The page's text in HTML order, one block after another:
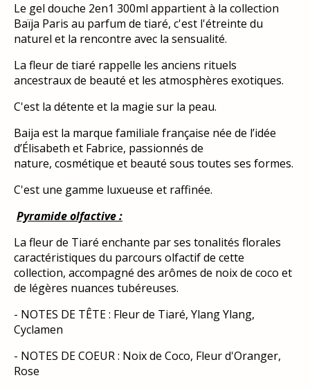
Le gel douche 2en1 300ml appartient à la collection
Baïja Paris au parfum de tiaré, c'est l'étreinte du
naturel et la rencontre avec la sensualité.
La fleur de tiaré rappelle les anciens rituels
ancestraux de beauté et les atmosphères exotiques.
C'est la détente et la magie sur la peau.
Baija est la marque familiale française née de l’idée
d’Élisabeth et Fabrice, passionnés de
nature, cosmétique et beauté sous toutes ses formes.
C'est une gamme luxueuse et raffinée.
Pyramide olfactive :
La fleur de Tiaré enchante par ses tonalités florales
caractéristiques du parcours olfactif de cette
collection, accompagné des arômes de noix de coco et
de légères nuances tubéreuses.
- NOTES DE TÊTE : Fleur de Tiaré, Ylang Ylang,
Cyclamen
- NOTES DE COEUR : Noix de Coco, Fleur d'Oranger,
Rose